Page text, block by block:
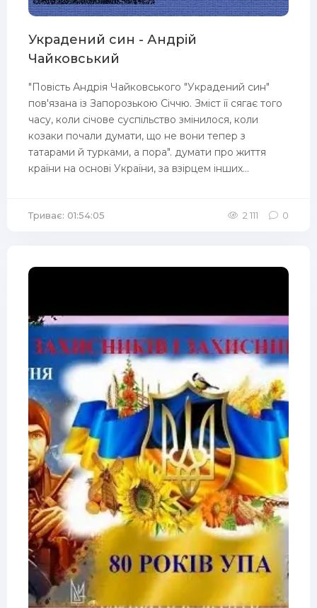
Украдений син - Андрій
Чайковський
"Повість Андрія Чайковського "Украдений син"
пов'язана із Запорозькою Січчю. Зміст її сягає того
часу, коли січове суспільство змінилося, коли
козаки почали думати, що не вони тепер з
татарами й турками, а пора". думати про життя
країни на основі України, за взірцем інших...
Триває: 01:54:05 2 111 0